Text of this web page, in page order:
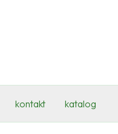
kontakt katalog